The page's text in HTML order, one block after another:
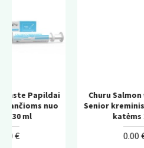
Churu Salmon wit Tunas
Senior kreminis skanėstas